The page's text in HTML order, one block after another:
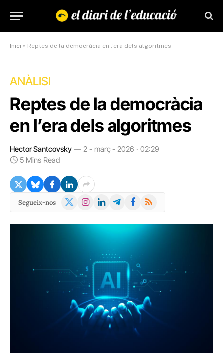
Inici » Reptes de la democràcia en l’era dels algoritmes
ANÀLISI
Reptes de la democràcia
en l’era dels algoritmes
Hector Santcovsky
2 - març - 2026 · 02:29
5 Mins Read
Segueix-nos
X
Instagram
LinkedInTelegramFacebook
RSS